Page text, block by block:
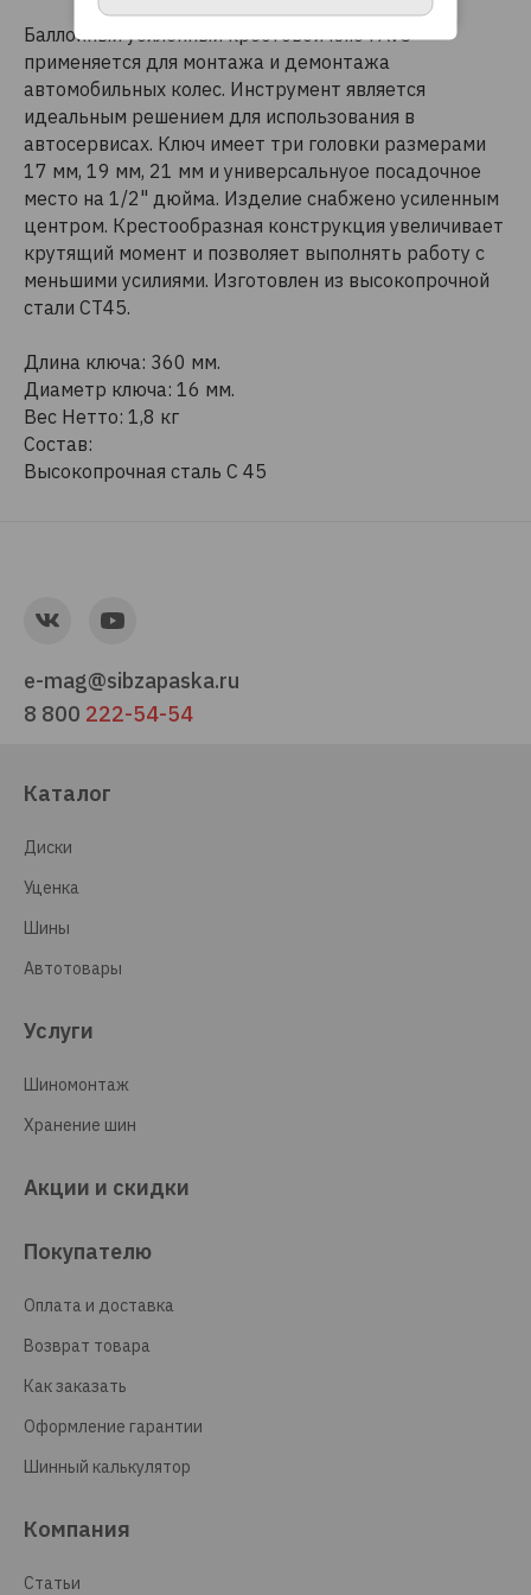
Баллонный усиленный крестовой ключ AVS
применяется для монтажа и демонтажа
автомобильных колес. Инструмент является
идеальным решением для использования в
автосервисах. Ключ имеет три головки размерами
17 мм, 19 мм, 21 мм и универсальнуое посадочное
место на 1/2" дюйма. Изделие снабжено усиленным
центром. Крестообразная конструкция увеличивает
крутящий момент и позволяет выполнять работу с
меньшими усилиями. Изготовлен из высокопрочной
стали СТ45.
Длина ключа: 360 мм.
Диаметр ключа: 16 мм.
Вес Нетто: 1,8 кг
Состав:
Высокопрочная сталь С 45
e-mag@sibzapaska.ru
8 800 222-54-54
Каталог
Диски
Уценка
Шины
Автотовары
Услуги
Шиномонтаж
Хранение шин
Акции и скидки
Покупателю
Оплата и доставка
Возврат товара
Как заказать
Оформление гарантии
Шинный калькулятор
Компания
Статьи